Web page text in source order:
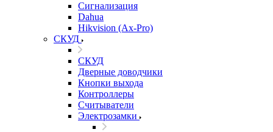
Сигнализация
Dahua
Hikvision (Ax-Pro)
СКУД
СКУД
Дверные доводчики
Кнопки выхода
Контроллеры
Считыватели
Электрозамки